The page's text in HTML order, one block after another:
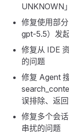
UNKNOWN
修复使用部
gpt-5.5）发
修复从 IDE
的问题
修复 Agent
误排除、返
修复多个会
串扰的问题